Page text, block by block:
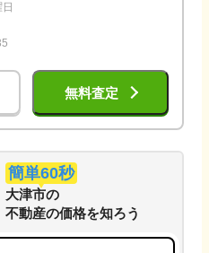
無料査定
簡単60秒
大津市の
不動産の価格を知ろう